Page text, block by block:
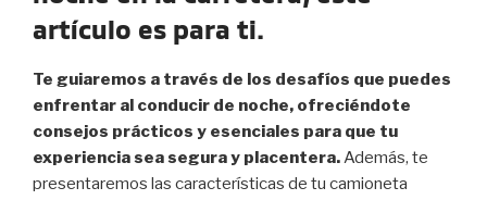
artículo es para ti.
Te guiaremos a través de los desafíos que puedes
enfrentar al conducir de noche, ofreciéndote
consejos prácticos y esenciales para que tu
experiencia sea segura y placentera.Además, te
presentaremos las características de tu camioneta